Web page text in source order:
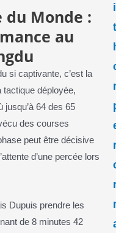
du Monde :
au
si captivante, c’est la
tactique déployée,
64 des 65
des courses
peut être décisive
d’une percée lors
Dupuis prendre les
de 8 minutes 42